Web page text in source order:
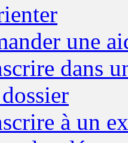
une
dans
à un